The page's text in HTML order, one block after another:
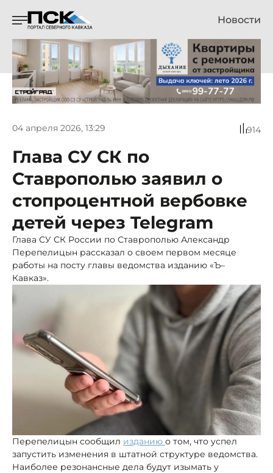
Новости
04 апреля 2026, 13:29 914
Глава СУ СК по
Ставрополью заявил о
стопроцентной вербовке
детей через Telegram
Глава СУ СК России по Ставрополью Александр
Перепелицын рассказал о своем первом месяце
работы на посту главы ведомства изданию «Ъ–
Кавказ».
Перепелицын сообщил изданию о том, что успел
запустить изменения в штатной структуре ведомства.
Наиболее резонансные дела будут изымать у